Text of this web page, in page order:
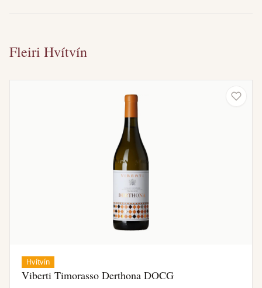
Fleiri Hvítvín
Hvítvín
Viberti Timorasso Derthona DOCG